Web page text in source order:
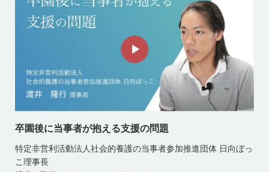
卒園後に当事者が抱える支援の問題
特定非営利活動法人社会的養護の当事者参加推進団体 日向ぼっ
こ理事長